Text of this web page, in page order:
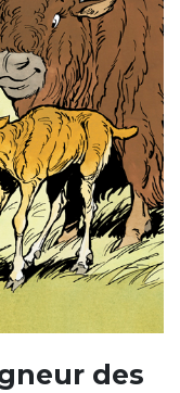
des